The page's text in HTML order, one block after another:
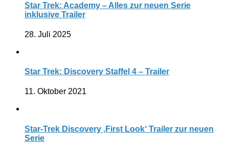
Star Trek: Academy – Alles zur neuen Serie
inklusive Trailer
28. Juli 2025
Star Trek: Discovery Staffel 4 – Trailer
11. Oktober 2021
Star-Trek Discovery ‚First Look‘ Trailer zur neuen
Serie